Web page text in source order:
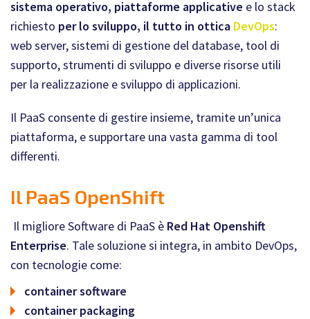
sistema operativo, piattaforme applicative e lo stack
richiesto per lo sviluppo, il tutto in ottica DevOps:
web server, sistemi di gestione del database, tool di
supporto, strumenti di sviluppo e diverse risorse utili
per la realizzazione e sviluppo di applicazioni.
Il PaaS consente di gestire insieme, tramite un’unica
piattaforma, e supportare una vasta gamma di tool
differenti.
Il PaaS OpenShift
Il migliore Software di PaaS è Red Hat Openshift
Enterprise. Tale soluzione si integra, in ambito DevOps,
con tecnologie come:
container software
container packaging